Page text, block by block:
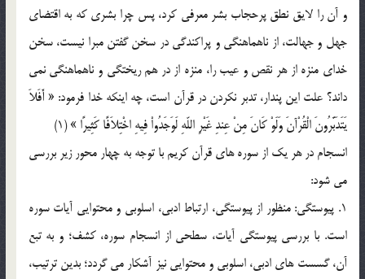
و آن را لايق نطق پرحجاب بشر معرفي کرد، پس چرا بشري که به اقتضاي
جهل و جهالت، از ناهماهنگي و پراکندگي در سخن گفتن مبرا نيست، سخن
خداي منزه از هر نقص و عيب را، منزه از در هم ريختگي و ناهماهنگي نمي
داند؟ علت اين پندار، تدبر نکردن در قرآن است، چه اينکه خدا فرمود: « أَفَلاَ
يَتَدَبَّرُونَ الْقُرْآنَ وَلَوْ كَانَ مِنْ عِندِ غَيْرِ اللّهِ لَوَجَدُواْ فِيهِ اخْتِلاَفًا كَثِيرًا » (1)
انسجام در هر يک از سوره هاي قرآن کريم با توجه به چهار محور زير بررسي
مي شود:
1. پيوستگي: منظور از پيوستگي، ارتباط ادبي، اسلوبي و محتوايي آيات سوره
است. با بررسي پيوستگي آيات، سطحي از انسجام سوره، کشف؛ و به تبع
آن، گسست هاي ادبي، اسلوبي و محتوايي نيز آشکار مي گردد؛ بدين ترتيب،